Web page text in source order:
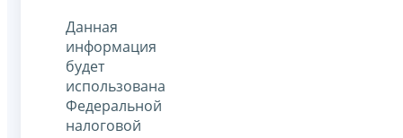
Данная
информация
будет
использована
Федеральной
налоговой